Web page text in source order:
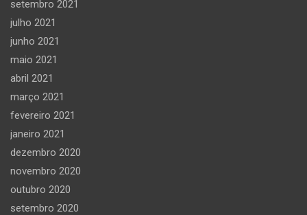
setembro 2021
julho 2021
junho 2021
maio 2021
abril 2021
março 2021
fevereiro 2021
janeiro 2021
dezembro 2020
novembro 2020
outubro 2020
setembro 2020